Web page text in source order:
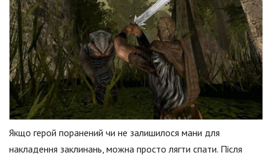
Якщо герой поранений чи не залишилося мани для
накладення заклинань, можна просто лягти спати. Після